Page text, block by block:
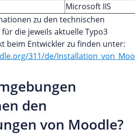
Microsoft IIS
zu den technischen
die jeweils aktuelle Typo3
beim Entwickler zu finden unter:
311/de/
den
von Moodle?